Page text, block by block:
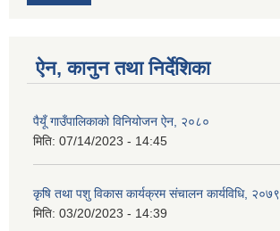
ऐन, कानुन तथा निर्देशिका
पैयूँ गाउँपालिकाको विनियोजन ऐन, २०८०
मिति: 07/14/2023 - 14:45
कृषि तथा पशु विकास कार्यक्रम संचालन कार्यविधि, २०७९
मिति: 03/20/2023 - 14:39